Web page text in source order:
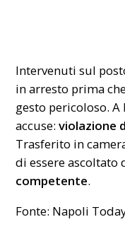
Intervenuti sul
in arresto prima
gesto pericoloso.
accuse:violazione
Trasferito in
di essere ascoltato
competente.
Fonte: Napoli